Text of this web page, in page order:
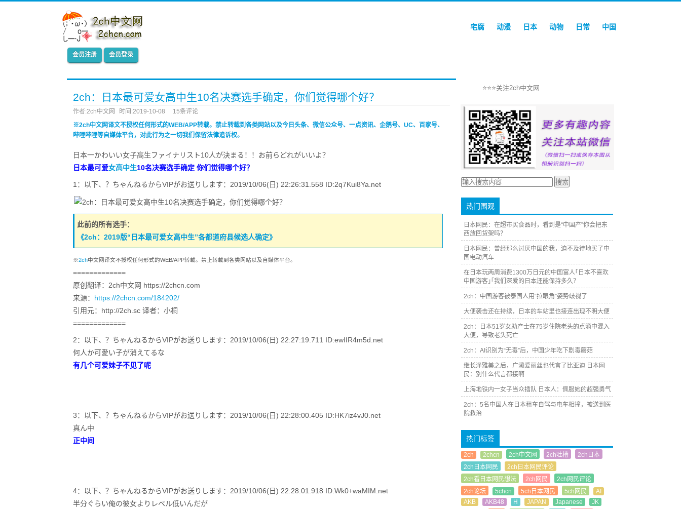
宅腐 动漫 日本 动物 日常 中国
会员注册 会员登录
2ch：日本最可爱女高中生10名决赛选手确定，你们觉得哪个好？
作者:2ch中文网 时间:2019-10-08
15条评论
※2ch中文网译文不授权任何形式的WEB/APP转载。禁止转载到各类网站以及今日头条、微信公众号、一点资讯、企鹅号、UC、百家号、
哔哩哔哩等自媒体平台，对此行为之一切我们保留法律追诉权。
日本一かわいい女子高生ファイナリスト10人が決まる！！お前らどれがいいよ？
日本最可爱女高中生10名决赛选手确定 你们觉得哪个好？
1：以下、？ちゃんねるからVIPがお送りします：2019/10/06(日) 22:26:31.558 ID:2q7Kui8Ya.net
此前的所有选手：
《2ch：2019版“日本最可爱女高中生”各都道府县候选人确定》
※2ch中文网译文不授权任何形式的WEB/APP转载。禁止转载到各类网站以及自媒体平台。
=============
原创翻译：2ch中文网 https://2chcn.com
来源： https://2chcn.com/184202/
引用元：http://2ch.sc 译者：小桐
=============
2：以下、？ちゃんねるからVIPがお送りします：2019/10/06(日) 22:27:19.711 ID:ewIIR4m5d.net
何人か可愛い子が消えてるな
有几个可爱妹子不见了呢
3：以下、？ちゃんねるからVIPがお送りします：2019/10/06(日) 22:28:00.405 ID:HK7iz4vJ0.net
真ん中
正中间
4：以下、？ちゃんねるからVIPがお送りします：2019/10/06(日) 22:28:01.918 ID:Wk0+waMIM.net
半分ぐらい俺の彼女よりレベル低いんだが
⭐⭐⭐关注2ch中文网
热门围观
日本网民：在超市买食品时，看到是“中国产”你会把东
西放回货架吗？
日本网民：曾经那么讨厌中国的我，迫不及待地买了中
国电动汽车
在日本玩两周消费1300万日元的中国富人｢日本不喜欢
中国游客｣｢我们深爱的日本还能保持多久？
2ch：中国游客被泰国人用“拉眼角”姿势歧视了
大便袭击还在持续，日本的车站里也接连出现不明大便
2ch：日本51岁女助产士在75岁住院老头的点滴中混入
大便，导致老头死亡
2ch：AI识别为“无毒”后，中国少年吃下剧毒蘑菇
继长泽雅美之后，广濑爱丽丝也代言了比亚迪 日本网
民：别什么代言都接啊
上海地铁内一女子当众插队 日本人：佩服她的超强勇气
2ch：5名中国人在日本租车自驾与电车相撞，被送到医
院救治
热门标签
2ch 2chcn 2ch中文网 2ch吐槽
2ch日本
2ch日本网民
2ch日本网民评论
2ch看日本网民想法
2ch网民
2ch网民评论
2ch论坛
5chcn 5ch日本网民 5ch网民
AI
AKB
AKB48 H JAPAN Japanese
JK